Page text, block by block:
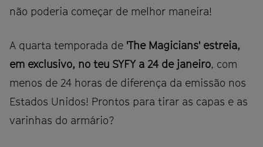
não poderia começar de melhor maneira!
A quarta temporada de 'The Magicians' estreia,
em exclusivo, no teu SYFY a 24 de janeiro, com
menos de 24 horas de diferença da emissão nos
Estados Unidos! Prontos para tirar as capas e as
varinhas do armário?